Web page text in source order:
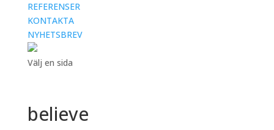
REFERENSER
KONTAKTA
NYHETSBREV
Välj en sida
believe